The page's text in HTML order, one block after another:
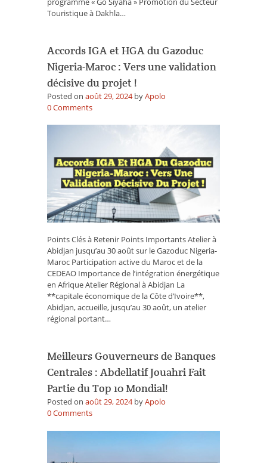
scène
touristique
Touristique à Dakhla…
Accords IGA et HGA du Gazoduc
Nigeria-Maroc : Vers une validation
décisive du projet !
Posted on août 29, 2024 byApolo
0Commentson
du
Gazoduc
Nigeria-
Maroc
:
Vers
validation
décisive
du
projet
!
Points Clés à Retenir Points Importants Atelier à
Abidjan jusqu’au 30 août sur le Gazoduc Nigeria-
Maroc Participation active du Maroc et de la
CEDEAO Importance de l’intégration énergétique
en Afrique Atelier Régional à Abidjan La
**capitale économique de la Côte d’Ivoire**,
Abidjan, accueille, jusqu’au 30 août, un atelier
régional portant…
Meilleurs Gouverneurs de Banques
Centrales : Abdellatif Jouahri Fait
Partie du Top 10 Mondial!
Posted on août 29, 2024 byApolo
0Commentson